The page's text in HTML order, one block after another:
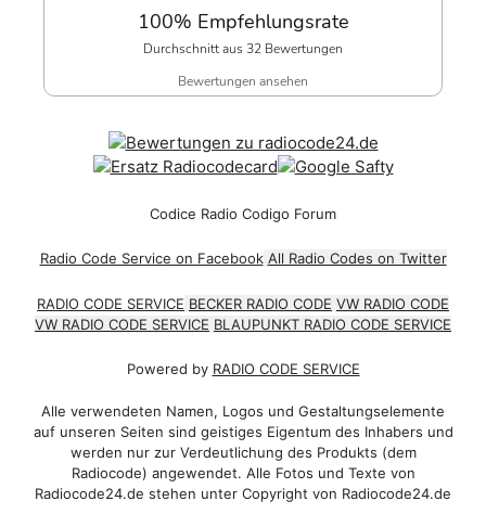
100% Empfehlungsrate
Durchschnitt aus 32 Bewertungen
Bewertungen ansehen
Codice Radio Codigo Forum
Radio Code Service on Facebook All Radio Codes on Twitter
RADIO CODE SERVICE BECKER RADIO CODE VW RADIO CODE
VW RADIO CODE SERVICE BLAUPUNKT RADIO CODE SERVICE
Powered by RADIO CODE SERVICE
Alle verwendeten Namen, Logos und Gestaltungselemente
auf unseren Seiten sind geistiges Eigentum des Inhabers und
werden nur zur Verdeutlichung des Produkts (dem
Radiocode) angewendet. Alle Fotos und Texte von
Radiocode24.de stehen unter Copyright von Radiocode24.de